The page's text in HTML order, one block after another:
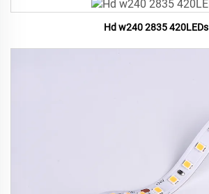
Hd w240 2835 420LEDs